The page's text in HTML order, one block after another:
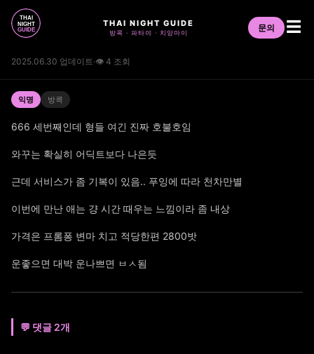
THAI NIGHT GUIDE
방콕 · 파타야 · 치앙마이 문의 ☰
2025.06.30 업데이트·👁 4 조회
익명 방콕
666 세번째인데 형들 여긴 진짜 호불호임
와꾸는 확실히 어딕트보다 나은듯
근데 서비스가 좀 기복이 있음.. 푸잉에 따라 천차만별
이번에 만난 애는 걍 시간 때우는 느낌이라 좀 내상
가격은 프롬퐁 변마 치고 적당한편 2800밧
운좋으면 대박 운나쁘면 ㅂㅅ됨
💬 댓글 2개